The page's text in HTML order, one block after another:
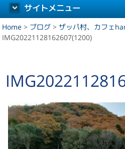
サイトメニュー
Home > ブログ > ザッパ村、カフェ
IMG20221128162607(1200)